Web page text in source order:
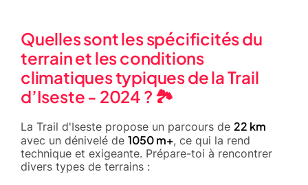
Quelles sont les spécificités du
terrain et les conditions
climatiques typiques de la Trail
d’Iseste - 2024 ? 🏞️
La Trail d'Iseste propose un parcours de 22 km
avec un dénivelé de 1050 m+, ce qui la rend
technique et exigeante. Prépare-toi à rencontrer
divers types de terrains :